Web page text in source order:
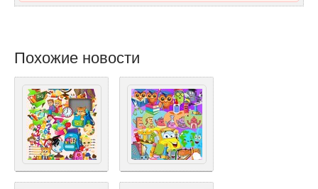
Похожие новости